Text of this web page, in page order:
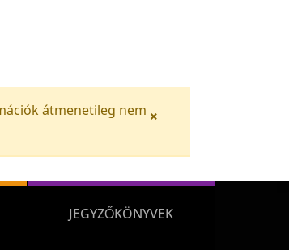
átmenetileg nem ×
JEGYZŐKÖNYVEK